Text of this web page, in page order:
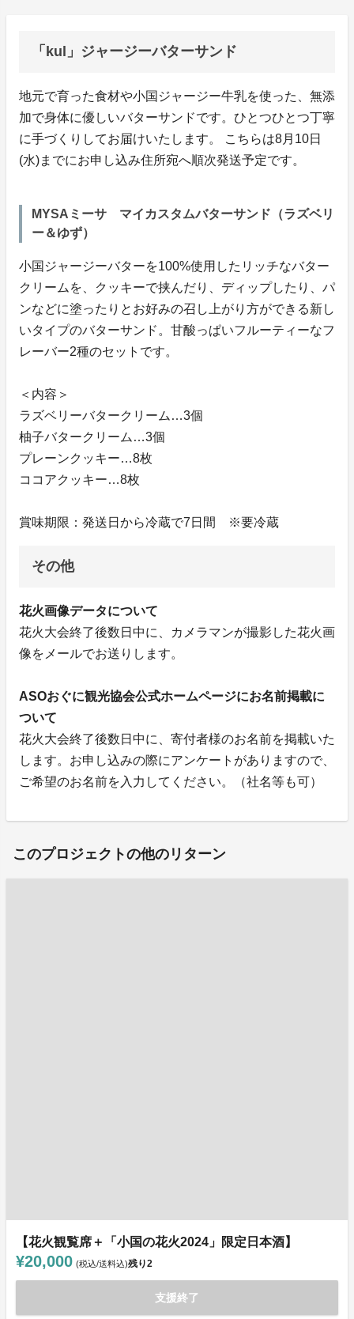
「kul」ジャージーバターサンド
地元で育った食材や小国ジャージー牛乳を使った、無添
加で身体に優しいバターサンドです。ひとつひとつ丁寧
に手づくりしてお届けいたします。 こちらは8月10日
(水)までにお申し込み住所宛へ順次発送予定です。
MYSAミーサ マイカスタムバターサンド（ラズベリ
ー＆ゆず）
小国ジャージーバターを100%使用したリッチなバター
クリームを、クッキーで挟んだり、ディップしたり、パ
ンなどに塗ったりとお好みの召し上がり方ができる新し
いタイプのバターサンド。甘酸っぱいフルーティーなフ
レーバー2種のセットです。
＜内容＞
ラズベリーバタークリーム…3個
柚子バタークリーム…3個
プレーンクッキー…8枚
ココアクッキー…8枚
賞味期限：発送日から冷蔵で7日間 ※要冷蔵
その他
花火画像データについて
花火大会終了後数日中に、カメラマンが撮影した花火画
像をメールでお送りします。
ASOおぐに観光協会公式ホームページにお名前掲載に
ついて
花火大会終了後数日中に、寄付者様のお名前を掲載いた
します。お申し込みの際にアンケートがありますので、
ご希望のお名前を入力してください。（社名等も可）
このプロジェクトの他のリターン
【花火観覧席＋「小国の花火2024」限定日本酒】
¥20,000 (税込/送料込)残り2
支援終了